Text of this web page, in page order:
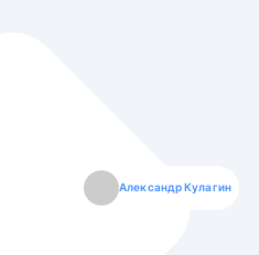
Александр Кулагин
Даниил Макаров
Екатерина Лазаренко
Борис Кашко
Юлия Изоитко